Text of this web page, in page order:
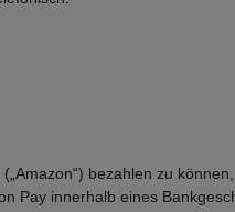
bezahlen zu
Pay innerhalb eines